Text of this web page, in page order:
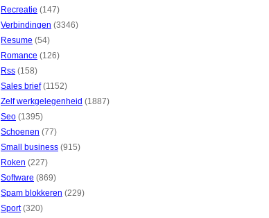
Recreatie (147)
Verbindingen (3346)
Resume (54)
Romance (126)
Rss (158)
Sales brief(1152)
Zelf werkgelegenheid (1887)
Seo (1395)
Schoenen (77)
Small business (915)
Roken (227)
Software (869)
Spam blokkeren (229)
Sport(320)